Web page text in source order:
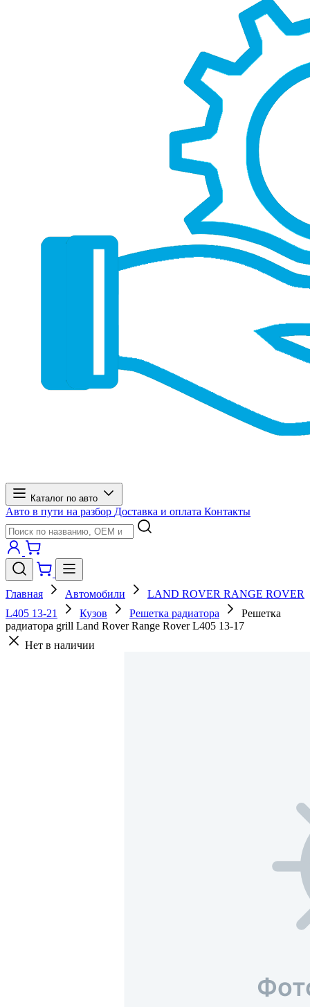
Каталог по авто
Авто в пути на разбор Доставка и оплата Контакты
Главная Автомобили
LAND ROVER RANGE ROVER
L405 13-21
Кузов Решетка радиатора
Решетка
радиатора grill Land Rover Range Rover L405 13-17
Нет в наличии